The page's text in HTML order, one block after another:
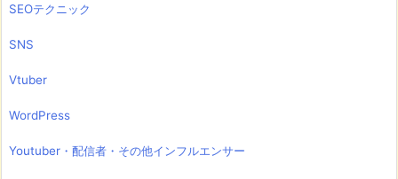
SEOテクニック
SNS
Vtuber
WordPress
Youtuber・配信者・その他インフルエンサー